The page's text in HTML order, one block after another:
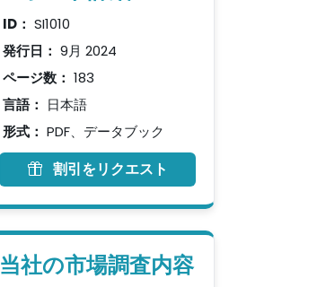
ID： SI1010
発行日： 9月 2024
ページ数： 183
言語： 日本語
形式： PDF、データブック
割引をリクエスト
当社の市場調査内容